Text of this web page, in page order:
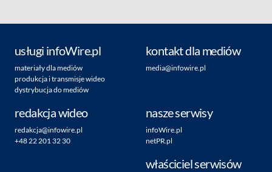
usługi infoWire.pl
materiały dla mediów
produkcja i transmisje wideo
dystrybucja do mediów
kontakt dla mediów
media@infowire.pl
redakcja wideo
redakcja@infowire.pl
+48 22 201 32 30
nasze serwisy
infoWire.pl
netPR.pl
właściciel serwisów